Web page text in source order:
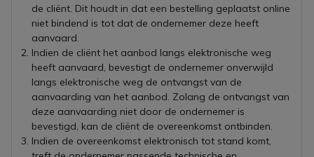
de cliënt. Dit houdt in dat een bestelling geplaatst online
niet bindend is tot dat de ondernemer deze heeft
aanvaard.
Indien de cliënt het aanbod langs elektronische weg
heeft aanvaard, bevestigt de ondernemer onverwijld
langs elektronische weg de ontvangst van de
aanvaarding van het aanbod. Zolang de ontvangst van
deze aanvaarding niet door de ondernemer is
bevestigd, kan de cliënt de overeenkomst ontbinden.
Indien de overeenkomst elektronisch tot stand komt,